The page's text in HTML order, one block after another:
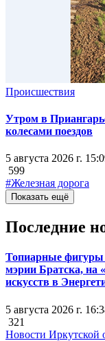
Происшествия
Утром в
колесами поездов
5 августа 2026 г.
599
#Железная дорога
Показать ещё
Последние
Топиарные фигуры
мэрии Братска, на
искусств в
5 августа 2026 г.
321
Новости Иркутской